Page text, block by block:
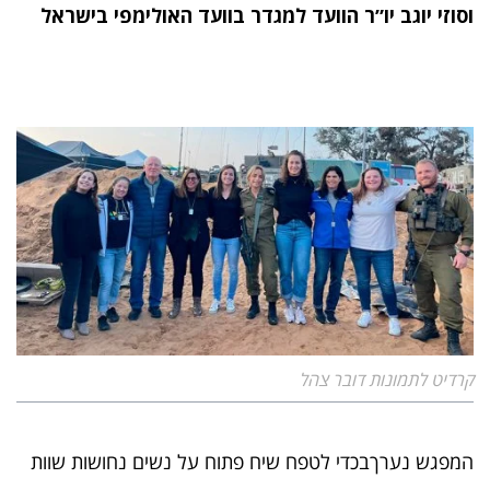
וסוזי יוגב יו״ר הוועד למגדר בוועד האולימפי בישראל
קרדיט לתמונות דובר צהל
המפגש נערךבכדי לטפח שיח פתוח על נשים נחושות שוות